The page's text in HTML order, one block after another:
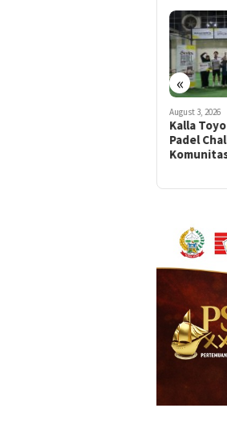
«
August 3, 2026
Kalla
Padel